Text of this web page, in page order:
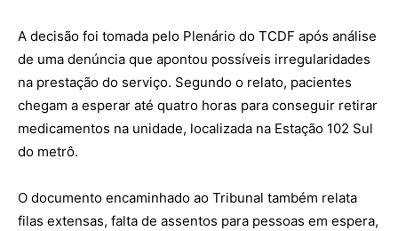
A decisão foi tomada pelo Plenário do TCDF após análise
de uma denúncia que apontou possíveis irregularidades
na prestação do serviço. Segundo o relato, pacientes
chegam a esperar até quatro horas para conseguir retirar
medicamentos na unidade, localizada na Estação 102 Sul
do metrô.
O documento encaminhado ao Tribunal também relata
filas extensas, falta de assentos para pessoas em espera,